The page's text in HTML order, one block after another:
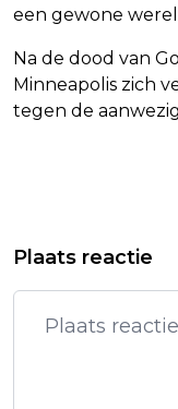
een gewone
Na de dood van
Minneapolis zich
tegen de
PARTIJ EN
BAYER
ONDERUIT
Plaats reactie